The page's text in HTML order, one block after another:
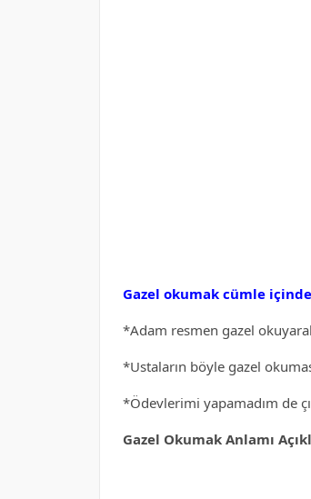
Gazel okumak cümle
*Adam resmen gazel
*Ustaların böyle gazel
*Ödevlerimi yapamadım de
Gazel Okumak Anlamı